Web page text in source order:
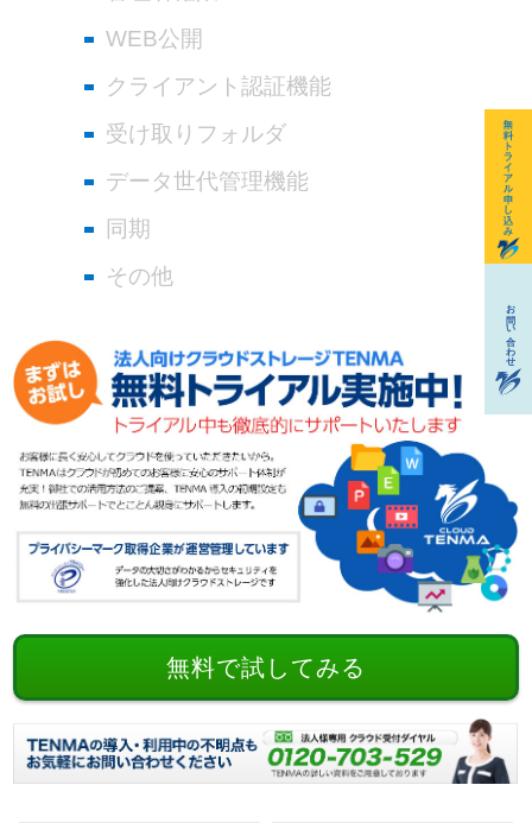
WEB公開
クライアント認証機能
受け取りフォルダ
データ世代管理機能
同期
その他
無料で試してみる